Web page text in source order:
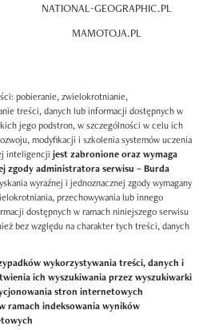
NATIONAL-GEOGRAPHIC.PL
MAMOTOJA.PL
pobieranie, zwielokrotnianie,
treści, danych lub informacji dostępnych w
jego podstron, w szczególności w celu ich
modyfikacji i szkolenia systemów uczenia
inteligencji jest zabronione oraz wymaga
zgody administratora serwisu – Burda
wyraźnej i jednoznacznej zgody wymagany
przechowywania lub innego
dostępnych w ramach niniejszego serwisu
bez względu na charakter tych treści, danych
wykorzystywania treści, danych i
ich wyszukiwania przez wyszukiwarki
stron internetowych
ramach indeksowania wyników